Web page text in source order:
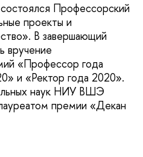
Профессорский
проекты и
В завершающий
вручение
«Профессор года
и «Ректор года 2020».
наук НИУ ВШЭ
премии «Декан